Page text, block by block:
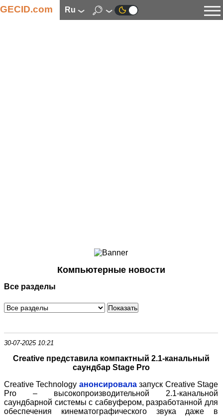
GECID.com ru
Смартфоны
Периферия
Программное обеспечение
Компьютерные новости
Все разделы
30-07-2025 10:21
Creative представила компактный 2.1-канальный
саундбар Stage Pro
Creative Technology анонсировалазапуск Creative Stage
Pro – высокопроизводительной 2.1-канальной
саундбарной системы с сабвуфером, разработанной для
обеспечения кинематографического звука даже в